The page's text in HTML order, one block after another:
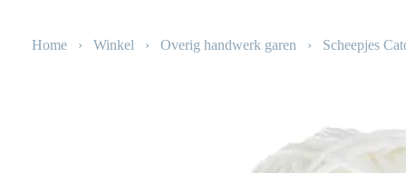
Home › Winkel › Overig handwerk garen › Scheepjes